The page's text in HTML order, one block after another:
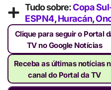
Tudo sobre:Copa
ESPN4,Huracán,
Clique para seguir o Portal
TV no Google Notícias
Receba as últimas notícias
canal do Portal da TV